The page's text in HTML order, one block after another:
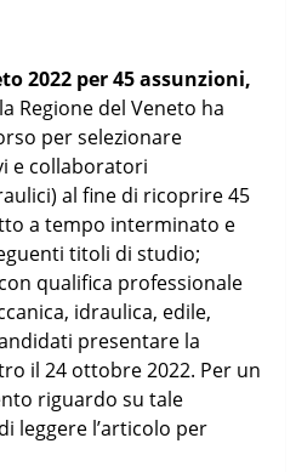
2022 per 45 assunzioni,
Regione del Veneto ha
per selezionare
e collaboratori
al fine di ricoprire 45
a tempo interminato e
titoli di studio;
qualifica professionale
idraulica, edile,
presentare la
il 24 ottobre 2022. Per un
riguardo su tale
leggere l’articolo per